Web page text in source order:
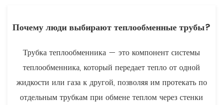
Почему люди выбирают теплообменные трубы?
Трубка теплообменника — это компонент системы
теплообменника, который передает тепло от одной
жидкости или газа к другой, позволяя им протекать по
отдельным трубкам при обмене теплом через стенки